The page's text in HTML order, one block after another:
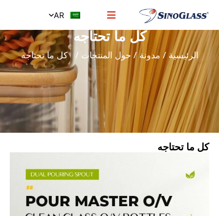
AR
كل ما تحتاجه
الرئيسية/مدونة/حول المنتجات / كل ما تحتاجه
كل ما تحتاجه